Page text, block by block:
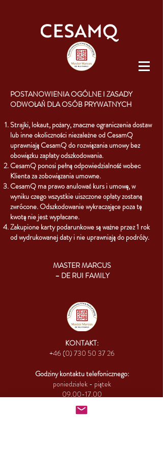
POSTANOWIENIA OGÓLNE I ZASADY
ODWOŁAŃ DLA OSÓB PRYWATNYCH
Strajki, lokaut, pożary, znaczne ograniczenia dostaw
lub inne okoliczności niezależne od CesamQ
uprawniają CesamQ do rozwiązania umowy bez
obowiązku zapłaty odszkodowania.
CesamQ ponosi pełną odpowiedzialność wobec
Klienta za zobowiązania umowne.
CesamQ ma prawo anulować kurs i umowę, w
wyniku czego wszystkie uiszczone opłaty zostaną
zwrócone. Odszkodowanie wykraczające poza tę
kwotę nie jest wypłacane.
Zakupione karty podarunkowe są ważne przez 1 rok
od wydrukowanej daty i nie uprawniają do podróży.
MASTER MARCUS
– DE RUI FAMILY
KONTAKT:
+46 (0) 730 50 37 26
Godziny kontaktutelefonicznego:
poniedziałek - piątek
09.00-17.00
Inny czas:
info@cesamq.eu